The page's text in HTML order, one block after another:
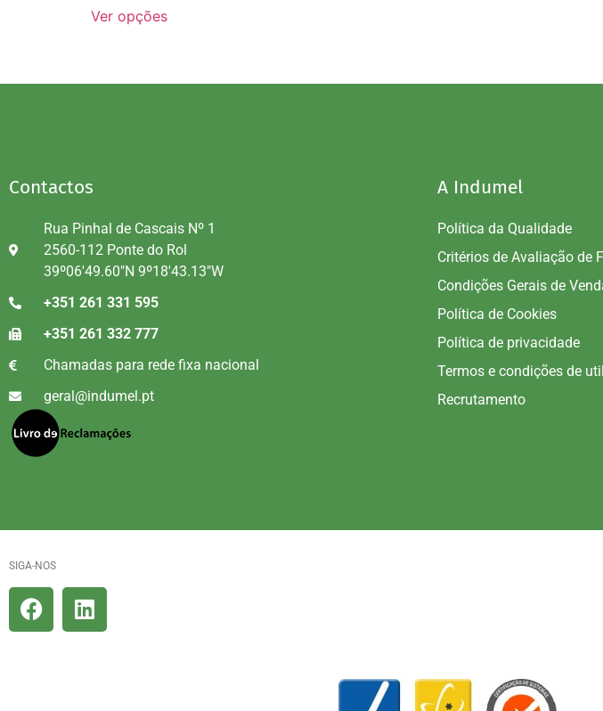
Ver opções
Contactos
Rua Pinhal de Cascais Nº 1
2560-112 Ponte do Rol
39º06'49.60"N 9º18'43.13"W
+351 261 331 595
+351 261 332 777
Chamadas para rede fixa nacional
geral@indumel.pt
A Indumel
Política da Qualidade
Critérios de Avaliação de
Condições Gerais de
Política de Cookies
Política de privacidade
Termos e condições de
Recrutamento
SIGA-NOS